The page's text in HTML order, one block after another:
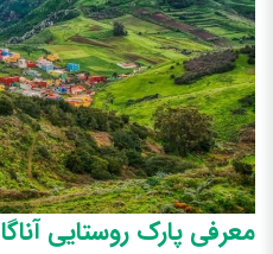
معرفی پارک روستایی آناگا